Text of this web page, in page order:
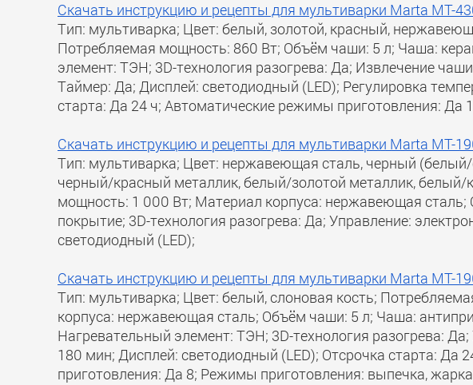
Скачать инструкцию и рецепты для мультиварки Marta MT-
Тип: мультиварка; Цвет: белый, золотой, красный,
Потребляемая мощность: 860 Вт; Объём чаши: 5 л; Чаша:
элемент: ТЭН; 3D-технология разогрева: Да; Извлечение
Таймер: Да; Дисплей: светодиодный (LED); Регулировка
старта: Да 24 ч; Автоматические режимы приготовления: Да
Скачать инструкцию и рецепты для мультиварки Marta MT-
Тип: мультиварка; Цвет: нержавеющая сталь, черный
черный/красный металлик, белый/золотой металлик,
мощность: 1 000 Вт; Материал корпуса: нержавеющая
покрытие; 3D-технология разогрева: Да; Управление:
светодиодный (LED);
Скачать инструкцию и рецепты для мультиварки Marta MT-
Тип: мультиварка; Цвет: белый, слоновая кость;
корпуса: нержавеющая сталь; Объём чаши: 5 л; Чаша:
Нагревательный элемент: ТЭН; 3D-технология разогрева:
180 мин; Дисплей: светодиодный (LED); Отсрочка старта: Да
приготовления: Да 8; Режимы приготовления: выпечка,